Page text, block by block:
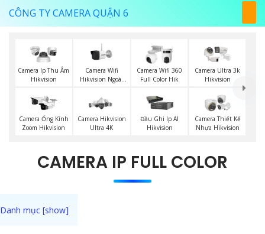
CÔNG TY CAMERA QUẬN 6
Camera Ip Thu Âm
Hikvision
Camera Wifi
Hikvision Ngoài
Camera Wifi 360
Full Color Hik
Camera Ultra 3k
Hikvision
Camera Ống Kính
Zoom Hikvision
Camera Hikvision
Ultra 4K
Đầu Ghi Ip AI
Hikvision
Camera Thiết Kế
Nhựa Hikvision
CAMERA IP FULL COLOR